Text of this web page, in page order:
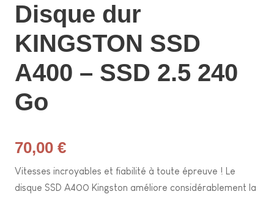
Disque dur
KINGSTON SSD
A400 – SSD 2.5 240
Go
70,00 €
Vitesses incroyables et fiabilité à toute épreuve ! Le
disque SSD A400 Kingston améliore considérablement la